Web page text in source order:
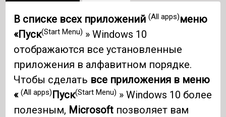
В списке всех приложений(All apps)меню
«Пуск(Start Menu) » Windows 10
отображаются все установленные
приложения в алфавитном порядке.
Чтобы сделать все приложения в меню
«(All apps)Пуск(Start Menu) » Windows 10 более
полезным, Microsoft позволяет вам